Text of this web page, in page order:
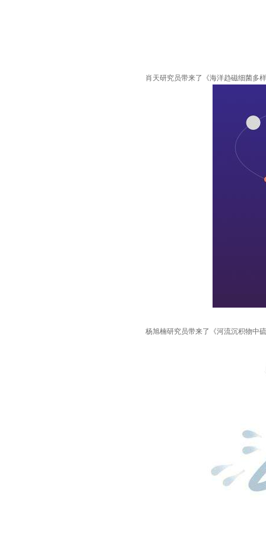
肖天研究员带来了 《海洋趋磁细菌多
杨旭楠研究员带来了 《河流沉积物中